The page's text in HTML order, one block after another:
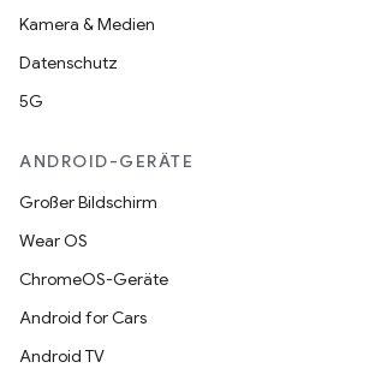
Kamera & Medien
Datenschutz
5G
ANDROID-GERÄTE
Großer Bildschirm
Wear OS
ChromeOS-Geräte
Android for Cars
Android TV